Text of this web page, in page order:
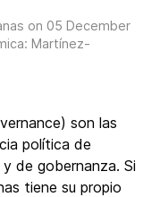
on 05 December
Martínez-
son las
política de
de gobernanza. Si
tiene su propio